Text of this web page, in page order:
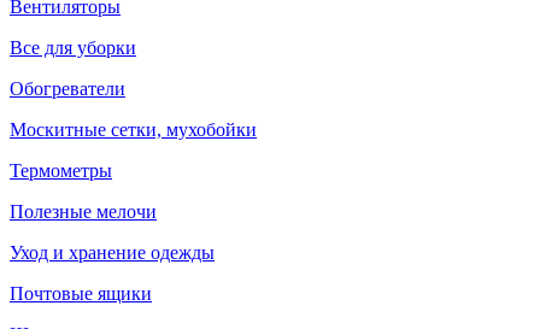
Вентиляторы
Все для уборки
Обогреватели
Москитные сетки, мухобойки
Термометры
Полезные мелочи
Уход и хранение одежды
Почтовые ящики